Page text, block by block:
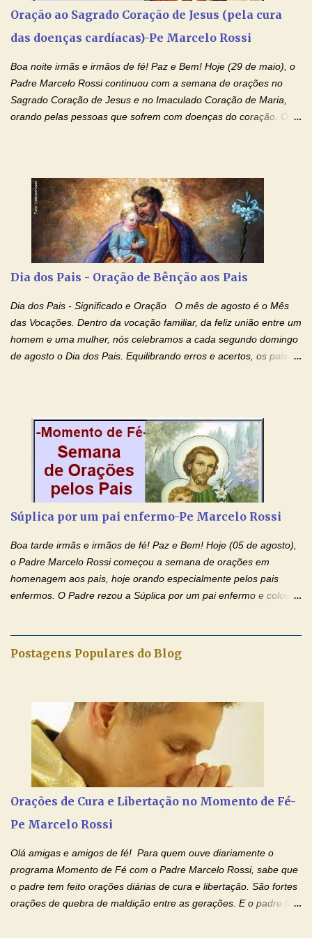
especial, este pedido que agora faço na Sua presença:
(apresente aqui o seu pedido...) Eu, desde já, agradeço de
coração, confiante que o Senhor me atenderá. Eu louvo o Pai por
agradeço de coração ao Espíri...
Oração ao Sagrado Coração de Jesus (pela cura
das doenças cardíacas)-Pe Marcelo Rossi
Boa noite irmãs e irmãos de fé! Paz e Bem! Hoje (29 de maio), o
Padre Marcelo Rossi continuou com a semana de orações no
Sagrado Coração de Jesus e no Imaculado Coração de Maria,
orando pelas pessoas que sofrem com doenças do coração. O
esta abençoada semana de orações no programa de rádio
Momento de Fé, vamos juntos formar uma forte corrente de
orações com o Padre Marcelo. Não desista do milagre, da cura;
tenha fé, creia firmemente e ore incessantemente até que o
Kairós aconteça em sua vida. Fique no Amor Ágape de Jesus e
no Amor Materno de Nossa Senhora. Adriana-Devoção e Fé
Mensagem do Padre Marcelo Rossi por E-mail: Amados!! Nesta
quarta feira, vamos orar pelas pessoas que sofrem com as
doenças do coração, NO SAGRADO CORAÇÃO DE JESUS E NO
IMACULADO CORAÇÃO DE MAR...
Dia dos Pais - Oração de Bênção aos Pais
Dia dos Pais - Significado e Oração O mês de agosto é o Mês
das Vocações. Dentro da vocação familiar, da feliz união entre um
homem e uma mulher, nós celebramos a cada segundo domingo
de agosto o Dia dos Pais. Equilibrando erros e acertos, os pais
conforto, boa alimentação, educação de qualidade. E, em geral,
procuram orientá-los para que enfrentem o mundo, com suas
alegrias, com seus dissabores. Acompanham-nos em suas
vitórias, em seus fracassos, em suas lutas. É claro que há
exceções, mas essas exceções só confirmam uma regra porque
pais que não se preocupam com seus filhos não estão no seu
estado natural, normal. O mundo de hoje apresenta anomalias
absurdas. Temos notícia de pais que torturam seus filhos, que os
desrespeitam, que espancam ou matam a mãe na presença dos
filhos. Mas isso não é o c...
Súplica por um pai enfermo-Pe Marcelo Rossi
Boa tarde irmãs e irmãos de fé! Paz e Bem! Hoje (05 de agosto),
o Padre Marcelo Rossi começou a semana de orações em
homenagem aos pais, hoje orando especialmente pelos pais
enfermos. O Padre rezou a Súplica por um pai enfermo e colocou
de Nossa Senhora. Adriana dos Anjos-Devoção e Fé Mensagem
aos nossos pais. Hoje nossas orações serão focadas nos pais
que não se encontram bem de saúde, OS PAIS ENFERMOS!
Amados, durante toda esta semana vamos orar pelos nossos
pais. Vamos dedicar um dia para os pais mais idosos, pais que
estão doentes, pais que estão longe dos filhos, pais que já são
falecidos, pais que tem problemas com vícios, enfim, vamos orar
Postagens Populares do Blog
Orações de Cura e Libertação no Momento de Fé-
Pe Marcelo Rossi
Olá amigas e amigos de fé! Para quem ouve diariamente o
programa Momento de Fé com o Padre Marcelo Rossi, sabe que
o padre tem feito orações diárias de cura e libertação. São fortes
orações de quebra de maldição entre as gerações. E o padre tem